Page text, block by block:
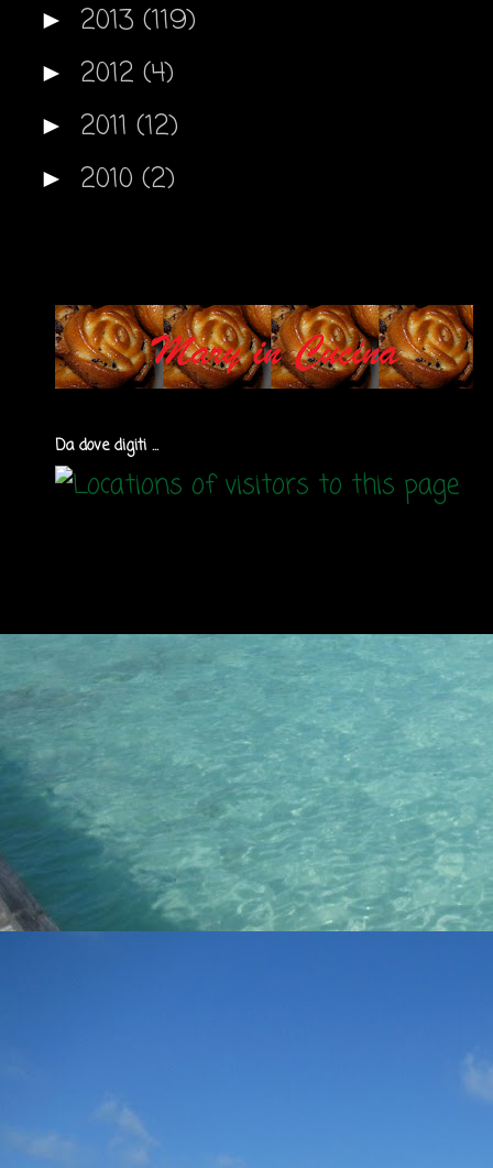
► 2013 (119)
► 2012 (4)
► 2011 (12)
► 2010 (2)
Da dove digiti ...